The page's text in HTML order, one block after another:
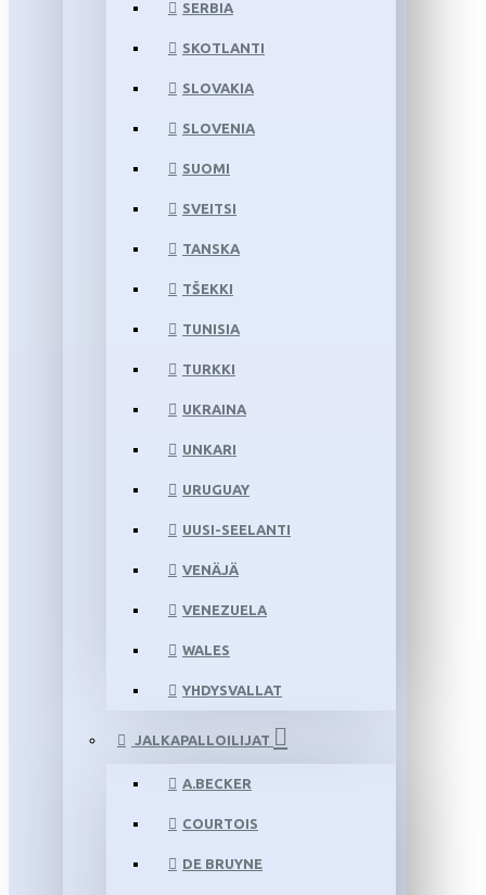
SERBIA
SKOTLANTI
SLOVAKIA
SLOVENIA
SUOMI
SVEITSI
TANSKA
TŠEKKI
TUNISIA
TURKKI
UKRAINA
UNKARI
URUGUAY
UUSI-SEELANTI
VENÄJÄ
VENEZUELA
WALES
YHDYSVALLAT
JALKAPALLOILIJAT
A.BECKER
COURTOIS
DE BRUYNE